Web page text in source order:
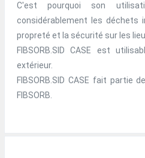
C'est pourquoi son
considérablement les déchets
propreté et la sécurité sur les
FIBSORB.SID CASE est
extérieur.
FIBSORB.SID CASE fait partie
FIBSORB.